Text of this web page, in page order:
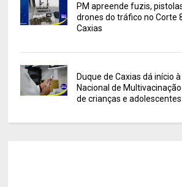
PM apreende fuzis,
drones do tráfico no Corte
Caxias
Duque de Caxias dá início
Nacional de
de crianças e adolescentes